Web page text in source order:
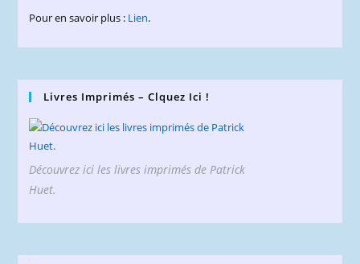
Pour en savoir plus : Lien.
Livres Imprimés – Clquez Ici !
Découvrez ici les livres imprimés de Patrick
Huet.